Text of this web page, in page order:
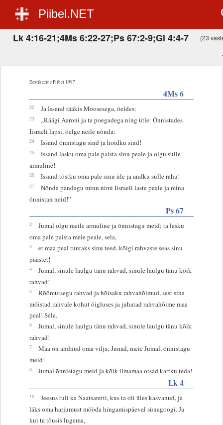
Piibel.NET
Lk 4:16-21;4Ms 6:22-27;Ps 67:2-9;Gl 4:4-7 (23
Eestikeelne Piibel 1997
4Ms 6
22 Ja Issand rääkis Moosesega, öeldes:
23
„Räägi Aaroni ja ta poegadega ning ütle: Õnnistades
Iisraeli lapsi, öelge neile nõnda:
24 Issand õnnistagu sind ja hoidku sind!
25
Issand lasku oma pale paista sinu peale ja olgu sulle
armuline!
26 Issand tõstku oma pale sinu üle ja andku sulle rahu!
27
Nõnda pandagu minu nimi Iisraeli laste peale ja mina
õnnistan neid!”
Ps 67
2
Jumal olgu meile armuline ja õnnistagu meid; ta lasku
oma pale paista meie peale, sela,
3
et maa peal tuntaks sinu teed, kõigi rahvaste seas sinu
päästet!
4
Jumal, sinule laulgu tänu rahvad, sinule laulgu tänu kõik
rahvad!
5
Rõõmutsegu rahvad ja hõisaku rahvahõimud, sest sina
mõistad rahvale kohut õigluses ja juhatad rahvahõime maa
peal! Sela.
6
Jumal, sinule laulgu tänu rahvad, sinule laulgu tänu kõik
rahvad!
7
Maa on andnud oma vilja; Jumal, meie Jumal, õnnistagu
meid!
8 Jumal õnnistagu meid ja kõik ilmamaa otsad kartku teda!
Lk 4
16
Jeesus tuli ka Naatsaretti, kus ta oli üles kasvanud, ja
läks oma harjumust mööda hingamispäeval sünagoogi. Ja
kui ta tõusis lugema,